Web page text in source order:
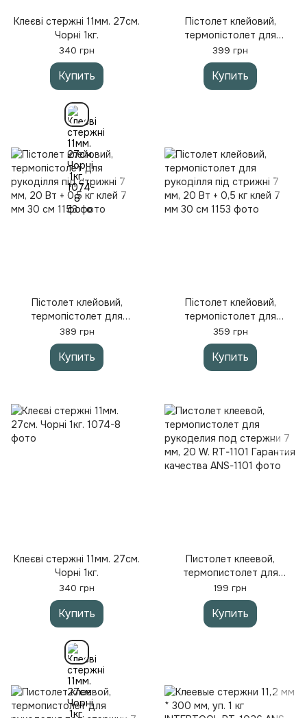
Клеєві стержні 11мм. 27см.
Чорні 1кг.
340 грн
Купить
Пістолет клейовий,
термопістолет для
рукоділля під стрижні 7
мм, 20 Вт + 0,5 кг клей 7
мм 27см
399 грн
Купить
Пістолет клейовий,
термопістолет для
рукоділля під стрижні 7
мм, 20 Вт + 0,5 кг клей 7
мм 30 см
389 грн
Купить
Пістолет клейовий,
термопістолет для
рукоділля під стрижні 7
мм, 20 Вт + 0,5 кг клей 7
мм 30 см
359 грн
Купить
Клеєві стержні 11мм. 27см.
Чорні 1кг.
340 грн
Купить
Пистолет клеевой,
термопистолет для
рукоделия под стержни 7
мм, 20 W. RT-1101 Гарантия
качества
199 грн
Купить